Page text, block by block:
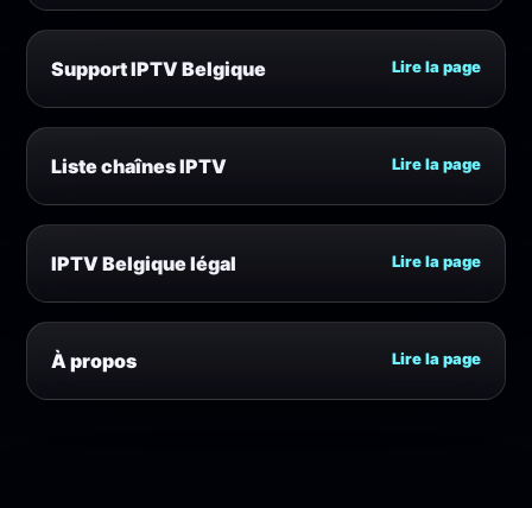
Support IPTV Belgique Lire la page
Liste chaînes IPTV Lire la page
IPTV Belgique légal Lire la page
À propos Lire la page